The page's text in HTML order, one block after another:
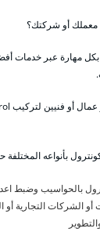
أو شركتك؟
مهارة عبر خدمات
بأنواعه
بالحواسيب وضبط
التجارية أو